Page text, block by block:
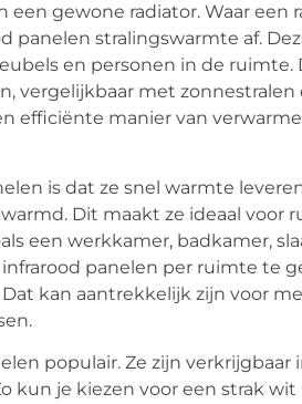
gewone radiator. Waar een
panelen stralingswarmte af.
en personen in de ruimte.
vergelijkbaar met zonnestralen
efficiënte manier van
is dat ze snel warmte
Dit maakt ze ideaal voor
een werkkamer, badkamer,
panelen per ruimte te
kan aantrekkelijk zijn voor
populair. Ze zijn verkrijgbaar
kun je kiezen voor een strak wit